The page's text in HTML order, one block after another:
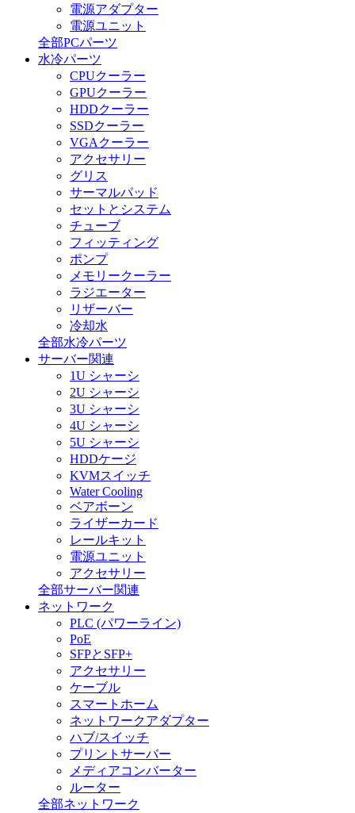
電源アダプター
電源ユニット
全部PCパーツ
水冷パーツ
CPUクーラー
GPUクーラー
HDDクーラー
SSDクーラー
VGAクーラー
アクセサリー
グリス
サーマルパッド
セットとシステム
チューブ
フィッティング
ポンプ
メモリークーラー
ラジエーター
リザーバー
冷却水
全部水冷パーツ
サーバー関連
1U シャーシ
2U シャーシ
3U シャーシ
4U シャーシ
5U シャーシ
HDDケージ
KVMスイッチ
Water Cooling
ベアボーン
ライザーカード
レールキット
電源ユニット
アクセサリー
全部サーバー関連
ネットワーク
PLC (パワーライン)
PoE
SFPとSFP+
アクセサリー
ケーブル
スマートホーム
ネットワークアダプター
ハブ/スイッチ
プリントサーバー
メディアコンバーター
ルーター
全部ネットワーク